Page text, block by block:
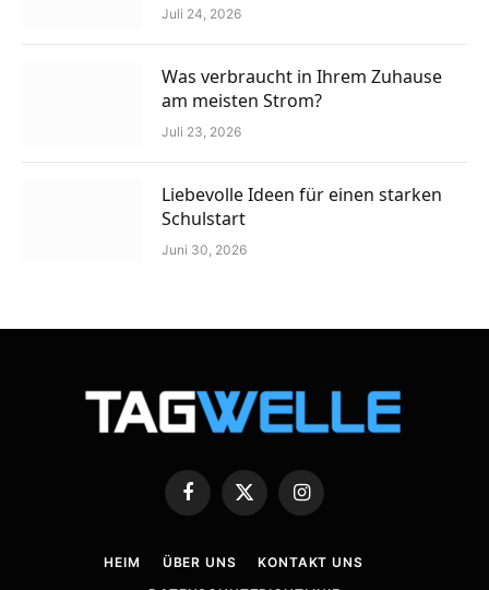
Juli 24, 2026
Was verbraucht in Ihrem Zuhause
am meisten Strom?
Juli 23, 2026
Liebevolle Ideen für einen starken
Schulstart
Juni 30, 2026
Facebook
X
(Twitter)
Instagram
HEIM ÜBER UNS
KONTAKT UNS